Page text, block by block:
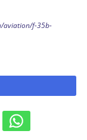
aviation/f-35b-